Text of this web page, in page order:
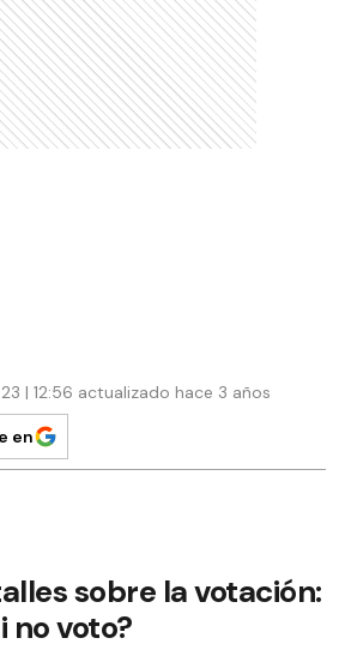
| 12:56 actualizado hace 3 años
en
sobre la votación:
no voto?